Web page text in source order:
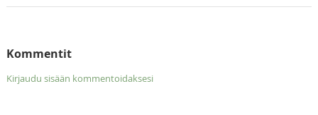
Kommentit
Kirjaudu sisään kommentoidaksesi